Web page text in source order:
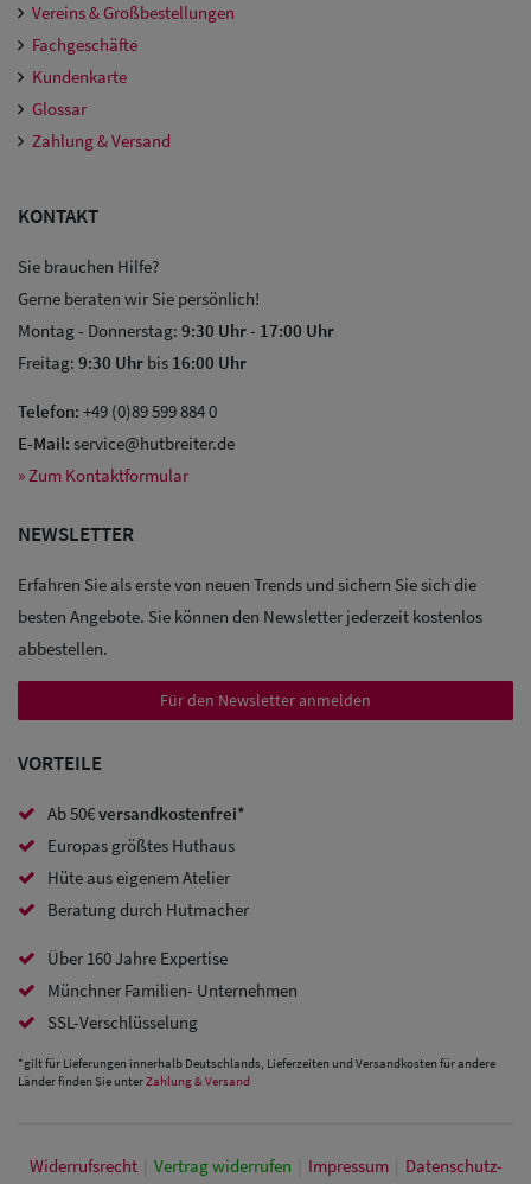
Sale: Caps
Sale:
Baseball
Caps
Sale: Army
Sale:
Trucker
Sale: Caps
Vereins & Großbestellungen
Fachgeschäfte
Kundenkarte
Glossar
Zahlung & Versand
KONTAKT
Sie brauchen Hilfe?
Gerne beraten wir Sie persönlich!
Montag - Donnerstag: 9:30 Uhr- 17:00 Uhr
Freitag: 9:30 Uhr bis 16:00 Uhr
Telefon: +49 (0)89 599 884 0
E-Mail: service@hutbreiter.de
» Zum Kontaktformular
NEWSLETTER
Erfahren Sie als erste von neuen Trends und sichern Sie sich die
besten Angebote. Sie können den Newsletter jederzeit kostenlos
abbestellen.
Für den Newsletter anmelden
VORTEILE
Ab 50€versandkostenfrei*
Europas größtes Huthaus
Hüte aus eigenem Atelier
Beratung durch Hutmacher
Über 160 Jahre Expertise
Münchner Familien- Unternehmen
SSL-Verschlüsselung
*gilt für Lieferungen innerhalb Deutschlands, Lieferzeiten und Versandkosten für andere
Länder finden Sie unterZahlung & Versand
Widerrufs­recht Vertrag widerrufen Impressum Daten­schutz­